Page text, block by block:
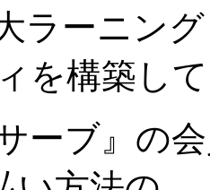
ラーニン
を構築し
ーブ』の